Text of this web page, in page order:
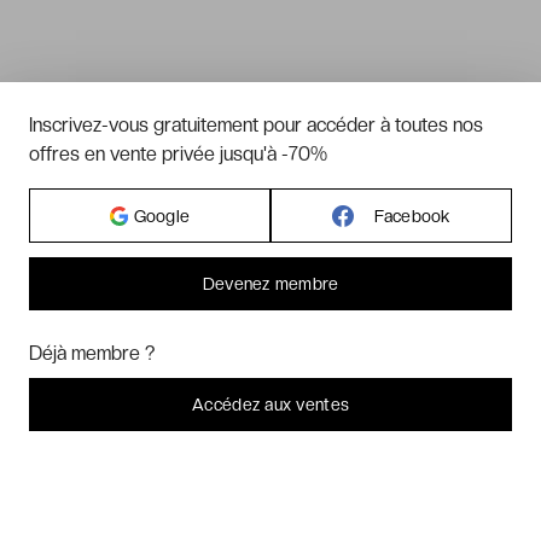
Inscrivez-vous gratuitement pour accéder à toutes nos
offres en vente privée jusqu'à -70%
Google Facebook
Devenez membre
Déjà membre ?
Accédez aux ventes
Marketing? Vous pouvez toujours modifier ou retirer votre
Je refuse C'est bon.